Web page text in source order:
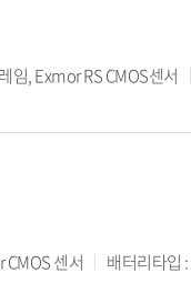
임, Exmor RS CMOS센서
CMOS 센서 배터리타입